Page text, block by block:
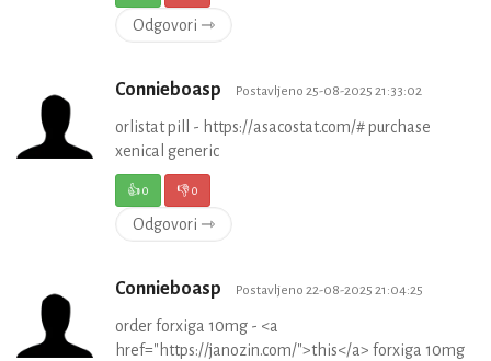
Odgovori ⇾
Connieboasp Postavljeno 25-08-2025 21:33:02
orlistat pill - https://asacostat.com/# purchase
xenical generic
👍0 👎0
Odgovori ⇾
Connieboasp Postavljeno 22-08-2025 21:04:25
order forxiga 10mg - <a
href="https://janozin.com/">this</a> forxiga 10mg